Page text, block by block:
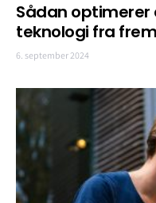
Sådan
teknologi fra
6. september 2024